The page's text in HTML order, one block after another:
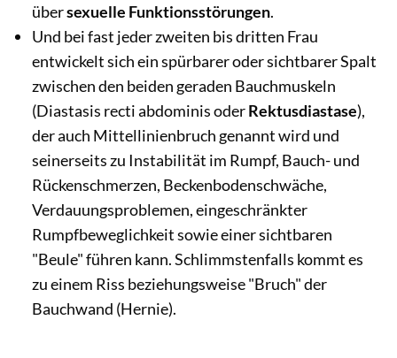
übersexuelle Funktionsstörungen.
Und bei fast jeder zweiten bis dritten Frau
entwickelt sich ein spürbarer oder sichtbarer Spalt
zwischen den beiden geraden Bauchmuskeln
(Diastasis recti abdominis oderRektusdiastase),
der auch Mittellinienbruch genannt wird und
seinerseits zu Instabilität im Rumpf, Bauch- und
Rückenschmerzen, Beckenbodenschwäche,
Verdauungsproblemen, eingeschränkter
Rumpfbeweglichkeit sowie einer sichtbaren
"Beule" führen kann. Schlimmstenfalls kommt es
zu einem Riss beziehungsweise "Bruch" der
Bauchwand (Hernie).